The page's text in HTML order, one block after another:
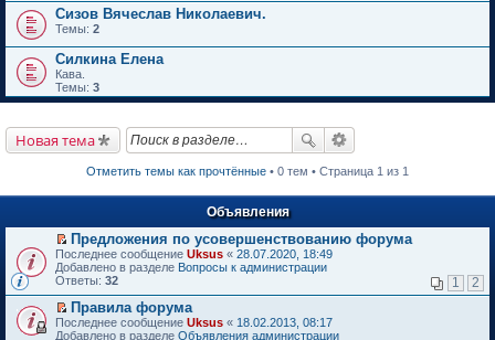
Сизов Вячеслав Николаевич.
Темы: 2
Силкина Елена
Кава.
Темы: 3
Новая тема
Отметить темы как прочтённые • 0 тем • Страница 1 из 1
Объявления
П
е
р
й
т
и
Предложения по усовершенствованию форума
Последнее сообщение Uksus « 28.07.2020, 18:49
Добавлено в разделе Вопросы к администрации
Ответы: 32 1 2
П
е
Правила форума
Последнее сообщение Uksus « 18.02.2013, 08:17
Добавлено в разделе Объявления администрации